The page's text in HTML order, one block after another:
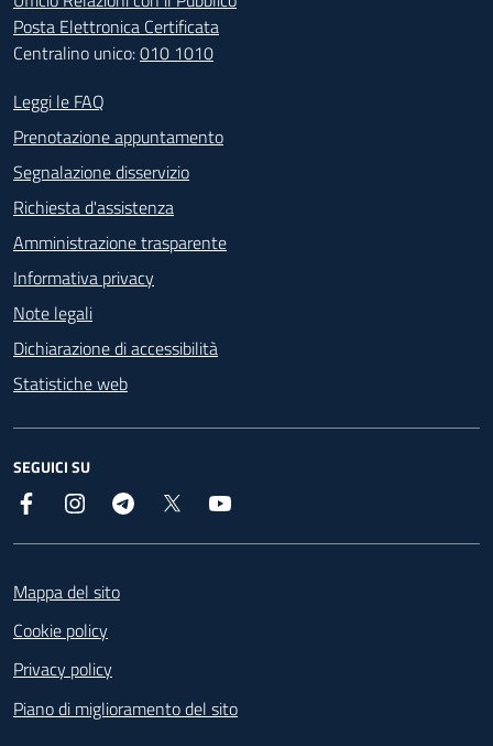
Posta Elettronica Certificata
Centralino unico:010 1010
Footer - Contatti
Leggi le FAQ
Prenotazione appuntamento
Segnalazione disservizio
Richiesta d'assistenza
Amministrazione trasparente
Informativa privacy
Note legali
Dichiarazione di accessibilità
Statistiche web
SEGUICI SU
Facebook InstagramTelegram
Mappa del sito
Cookie policy
Privacy policy
Piano di miglioramento del sito